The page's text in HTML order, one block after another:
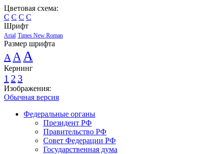
Цветовая схема:
C C C C
Шрифт
Arial Times New Roman
Размер шрифта
A A A
Кернинг
1 2 3
Изображения:
Обычная версия
Федеральные органы
Президент РФ
Правительство РФ
Совет Федерации РФ
Государственная дума